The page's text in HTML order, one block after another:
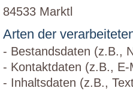
84533 Marktl
Arten der
- Bestandsdaten (z.B.,
- Kontaktdaten (z.B., E-
- Inhaltsdaten (z.B.,